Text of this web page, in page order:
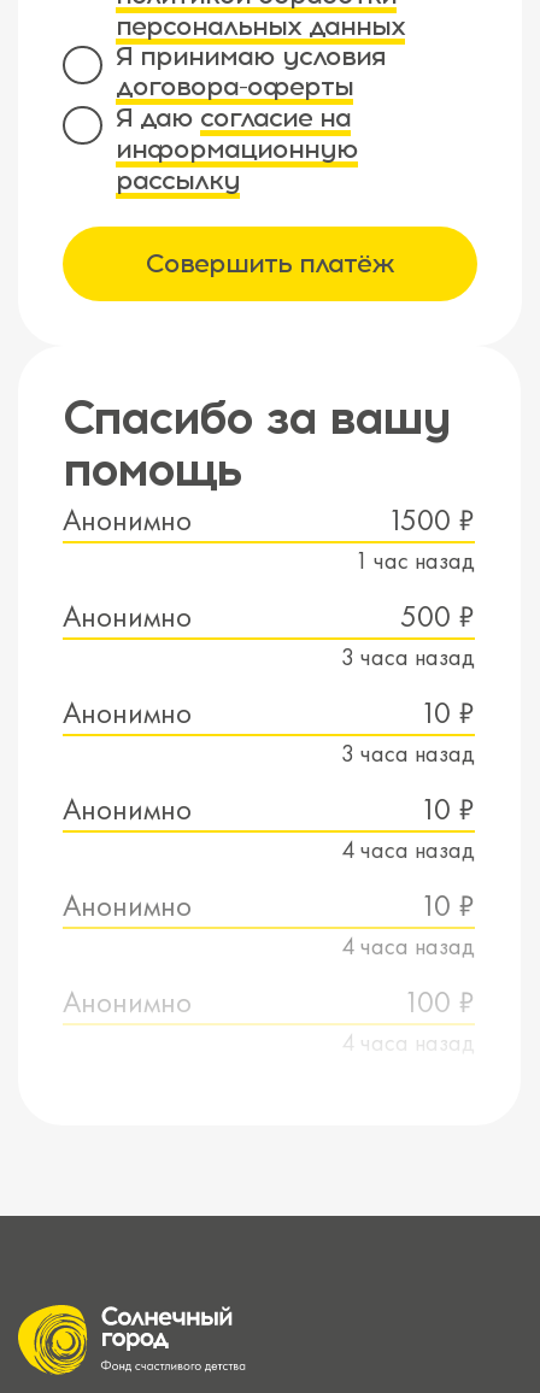
персональных данных
Я принимаю условия
договора-оферты
Я даю согласие на
информационную
рассылку
Совершить платёж
Спасибо за вашу
помощь
Анонимно 1500 ₽
1 час назад
Анонимно 500 ₽
3 часа назад
Анонимно 10 ₽
3 часа назад
Анонимно 10 ₽
4 часа назад
Анонимно 10 ₽
4 часа назад
Анонимно 100 ₽
4 часа назад